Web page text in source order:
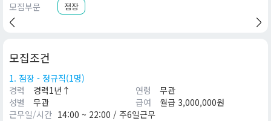
모집부문
점장
모집조건
1. 점장 - 정규직(1명)
경력
경력1년↑ 연령
무관
성별
무관 급여
월급 3,000,000원
근무일/시간 14:00 ~ 22:00 / 주6일근무